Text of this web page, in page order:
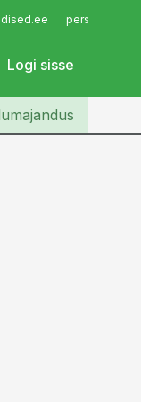
Logi sisse